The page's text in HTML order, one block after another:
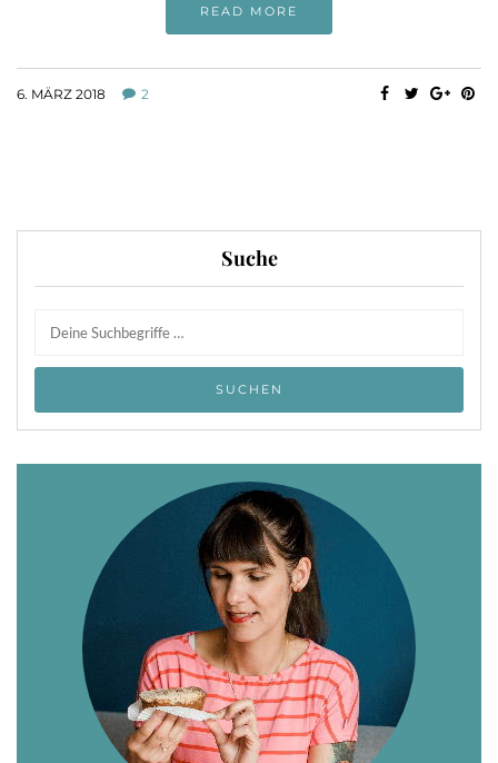
READ MORE
6. MÄRZ 2018 2
Suche